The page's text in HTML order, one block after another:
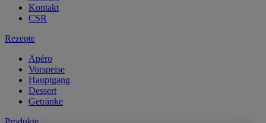
Kontakt
CSR
Rezepte
Apéro
Vorspeise
Hauptgang
Dessert
Getränke